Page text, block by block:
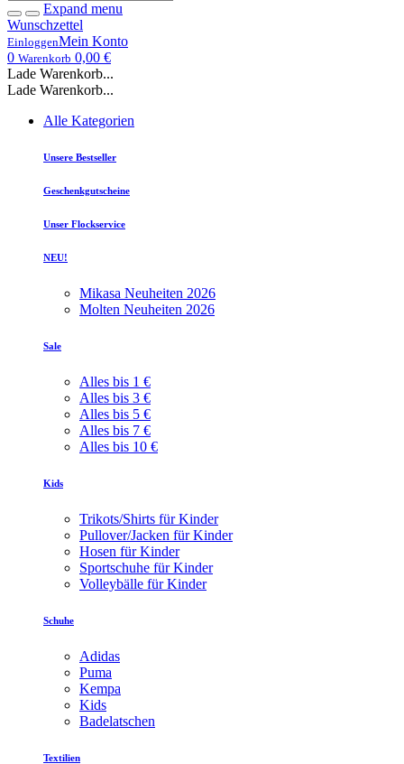
Expand menu
Wunschzettel
EinloggenMein Konto
0 Warenkorb 0,00 €
Lade Warenkorb...
Lade Warenkorb...
Alle Kategorien
Unsere Bestseller
Geschenkgutscheine
Unser Flockservice
NEU!
Mikasa Neuheiten 2026
Molten Neuheiten 2026
Sale
Alles bis 1 €
Alles bis 3 €
Alles bis 5 €
Alles bis 7 €
Alles bis 10 €
Kids
Trikots/Shirts für Kinder
Pullover/Jacken für Kinder
Hosen für Kinder
Sportschuhe für Kinder
Volleybälle für Kinder
Schuhe
Adidas
Puma
Kempa
Kids
Badelatschen
Textilien